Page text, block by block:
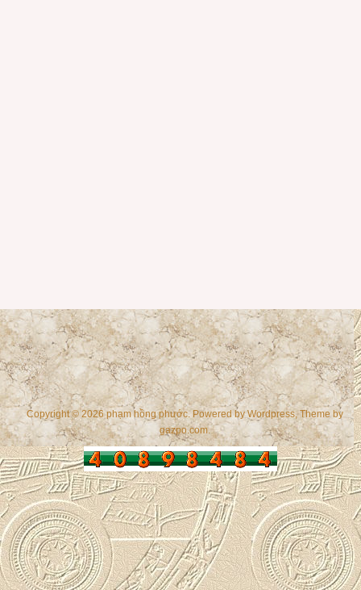
Copyright © 2026 phạm hồng phước. Powered byWordpress, Theme by
gazpo.com.